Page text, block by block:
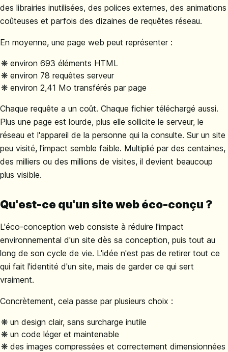
des librairies inutilisées, des polices externes, des animations
coûteuses et parfois des dizaines de requêtes réseau.
En moyenne, une page web peut représenter :
environ 693 éléments HTML
environ 78 requêtes serveur
environ 2,41 Mo transférés par page
Chaque requête a un coût. Chaque fichier téléchargé aussi.
Plus une page est lourde, plus elle sollicite le serveur, le
réseau et l'appareil de la personne qui la consulte. Sur un site
peu visité, l'impact semble faible. Multiplié par des centaines,
des milliers ou des millions de visites, il devient beaucoup
plus visible.
Qu'est-ce qu'un site web éco-conçu ?
L'éco-conception web consiste à réduire l'impact
environnemental d'un site dès sa conception, puis tout au
long de son cycle de vie. L'idée n'est pas de retirer tout ce
qui fait l'identité d'un site, mais de garder ce qui sert
vraiment.
Concrètement, cela passe par plusieurs choix :
un design clair, sans surcharge inutile
un code léger et maintenable
des images compressées et correctement dimensionnées